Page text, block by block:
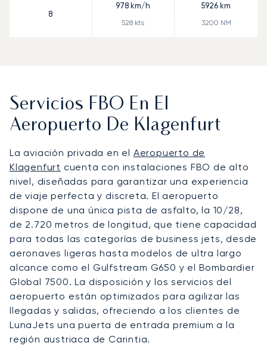
8
978 km/h
528 kts
5926 km
3200 NM
Servicios FBO En El
Aeropuerto De Klagenfurt
La aviación privada en el Aeropuerto de
Klagenfurt cuenta con instalaciones FBO de alto
nivel, diseñadas para garantizar una experiencia
de viaje perfecta y discreta. El aeropuerto
dispone de una única pista de asfalto, la 10/28,
de 2.720 metros de longitud, que tiene capacidad
para todas las categorías de business jets, desde
aeronaves ligeras hasta modelos de ultra largo
alcance como el Gulfstream G650 y el Bombardier
Global 7500. La disposición y los servicios del
aeropuerto están optimizados para agilizar las
llegadas y salidas, ofreciendo a los clientes de
LunaJets una puerta de entrada premium a la
región austriaca de Carintia.